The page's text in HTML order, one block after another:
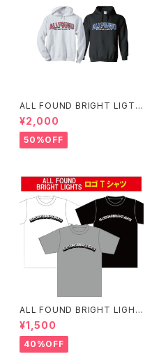
ALL FOUND BRIGHT LIGTH
S パーカー
¥2,000
50%OFF
ALL FOUND BRIGHT LIGHT
S LOGO T-SHIRTS
¥1,500
40%OFF